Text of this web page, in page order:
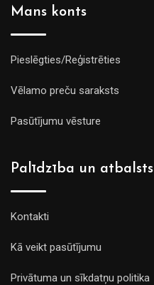
Mans konts
Pieslēgties/Reģistrēties
Vēlamo preču saraksts
Pasūtījumu vēsture
Palīdzība un atbalsts
Kontakti
Kā veikt pasūtījumu
Privātuma un sīkdatņu politika